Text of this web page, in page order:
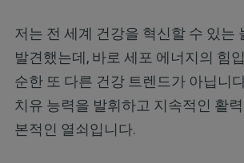
저는 전 세계 건강을 혁신할 수 있는
발견했는데, 바로 세포 에너지의 힘
순한 또 다른 건강 트렌드가 아닙니
치유 능력을 발휘하고 지속적인 활
본적인 열쇠입니다.